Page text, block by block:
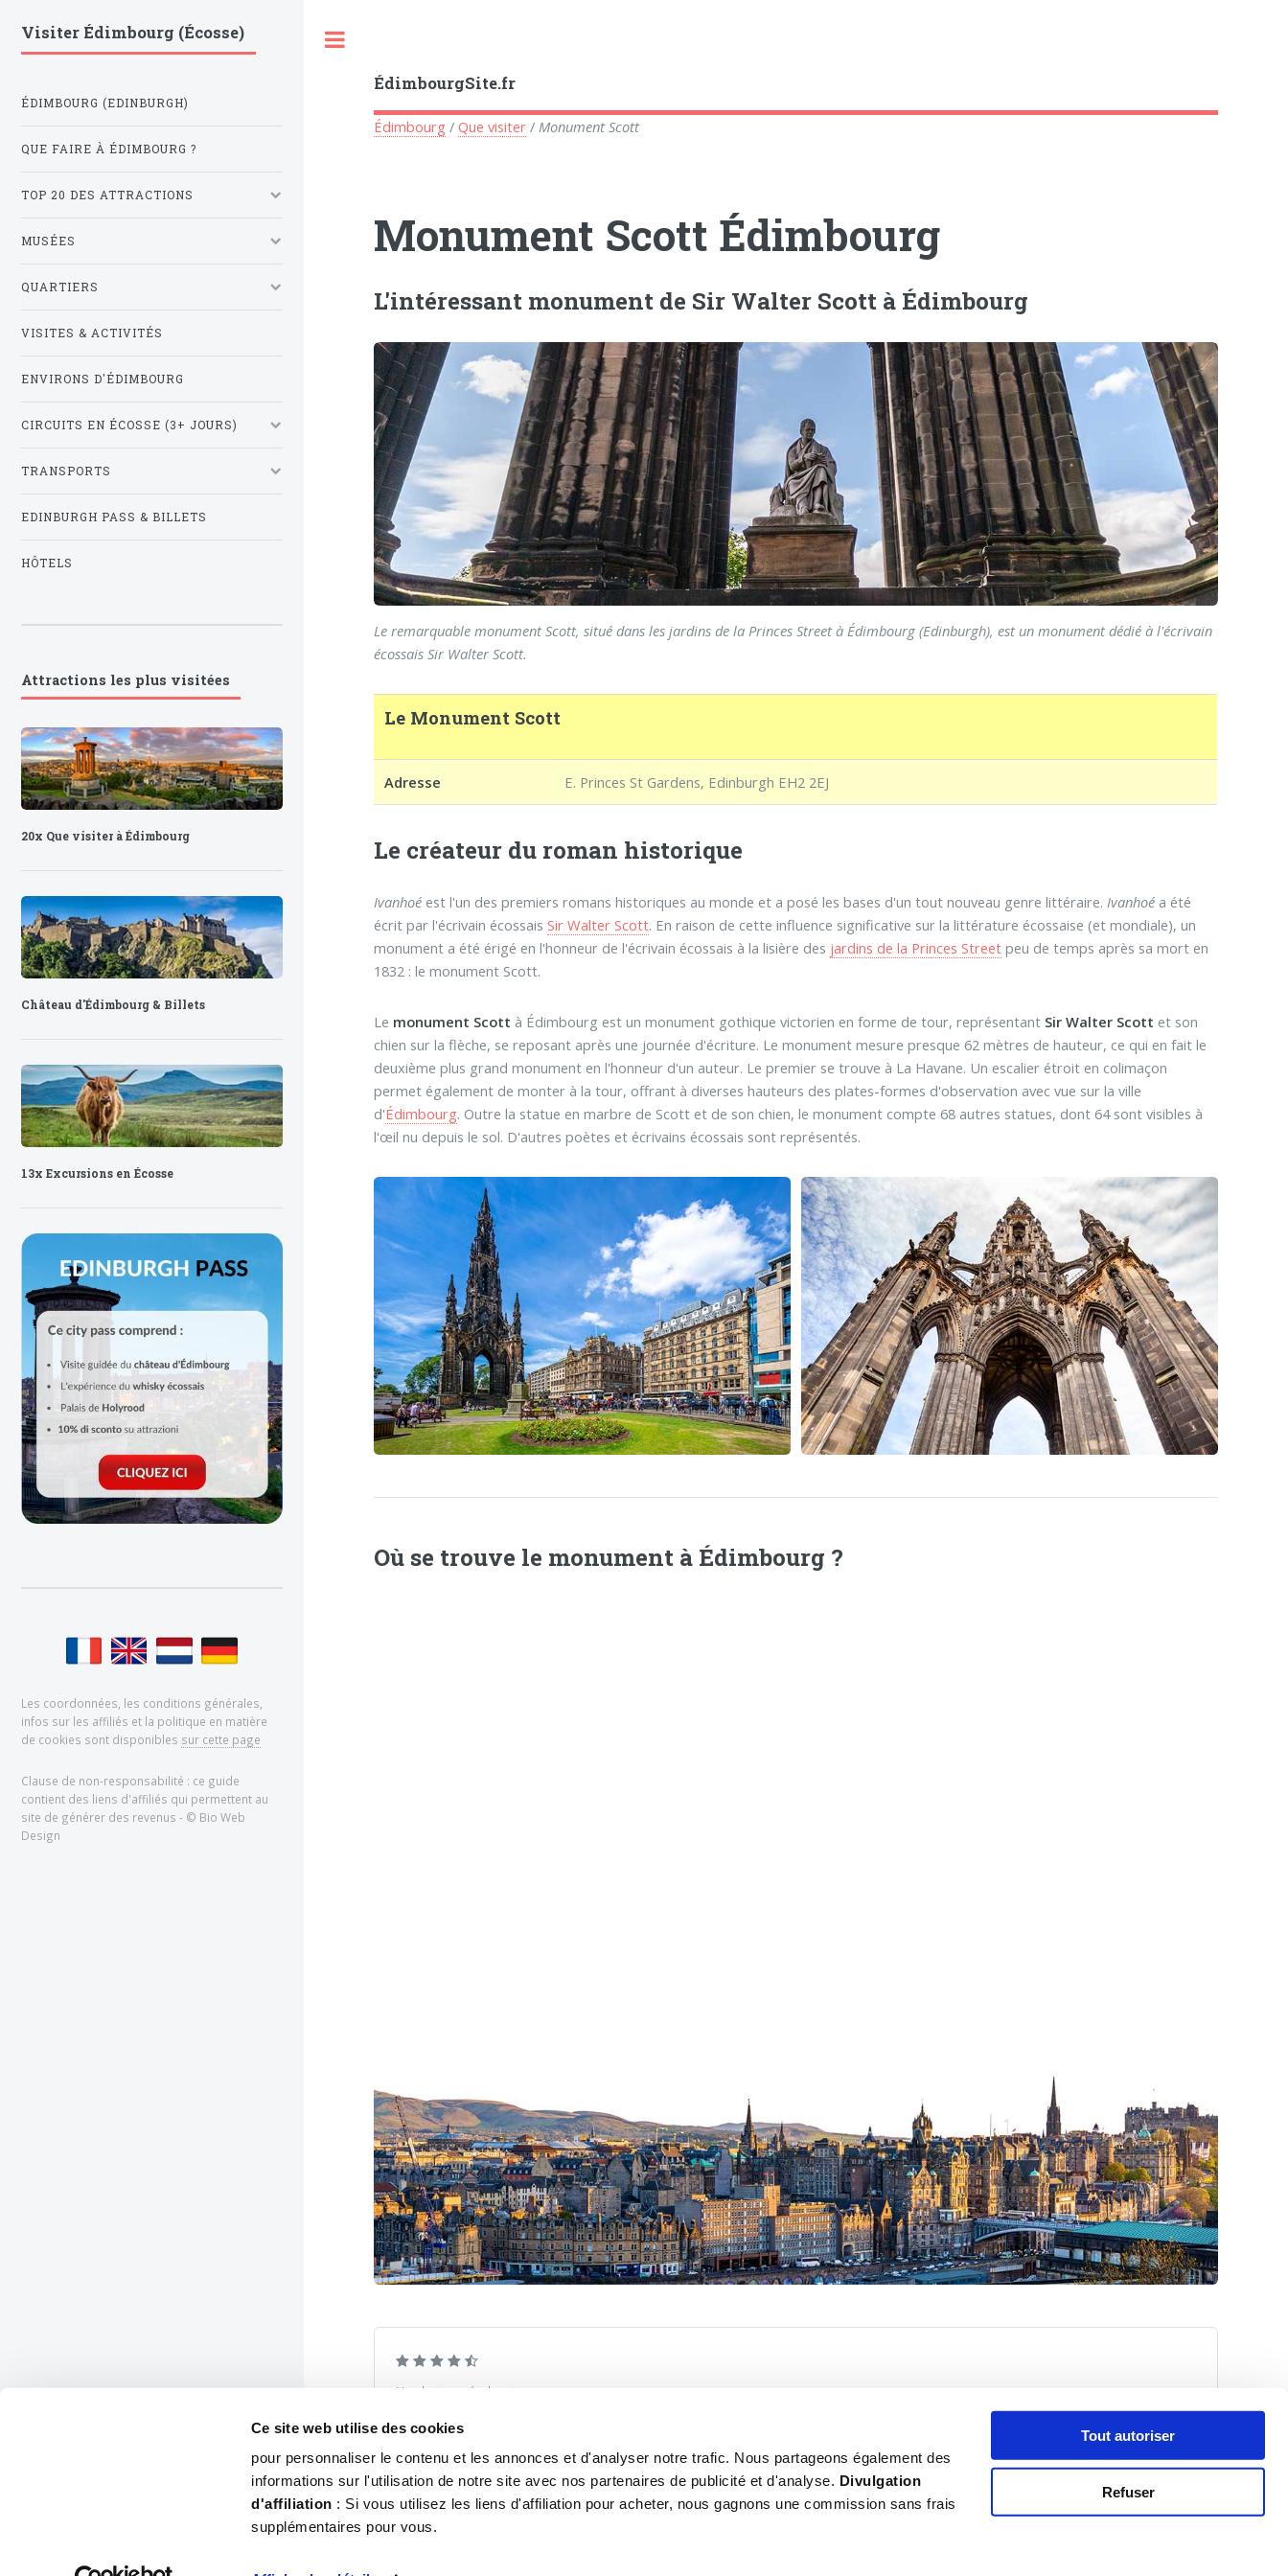
Ce site web utilise des cookies
pour personnaliser le contenu et les annonces et d'analyser notre trafic. Nous partageons également des
informations sur l'utilisation de notre site avec nos partenaires de publicité et d'analyse. Divulgation
d'affiliation : Si vous utilisez les liens d'affiliation pour acheter, nous gagnons une commission sans frais
supplémentaires pour vous.
Tout autoriser
Refuser
ÉdimbourgSite.fr
Édimbourg /Que visiter / Monument Scott
Monument Scott Édimbourg
L'intéressant monument de Sir Walter Scott à Édimbourg
Le remarquable monument Scott, situé dans les jardins de la Princes Street à Édimbourg (Edinburgh), est un monument dédié à l'écrivain
écossais Sir Walter Scott.
Le Monument Scott
Adresse E. Princes St Gardens, Edinburgh EH2 2EJ
Le créateur du roman historique
Ivanhoé est l'un des premiers romans historiques au monde et a posé les bases d'un tout nouveau genre littéraire.Ivanhoé a été
écrit par l'écrivain écossaisSir Walter Scott. En raison de cette influence significative sur la littérature écossaise (et mondiale), un
monument a été érigé en l'honneur de l'écrivain écossais à la lisière des jardins de la Princes Street peu de temps après sa mort en
1832 : le monument Scott.
Le monument Scott à Édimbourg est un monument gothique victorien en forme de tour, représentant Sir Walter Scott et son
chien sur la flèche, se reposant après une journée d'écriture. Le monument mesure presque 62 mètres de hauteur, ce qui en fait le
deuxième plus grand monument en l'honneur d'un auteur. Le premier se trouve à La Havane. Un escalier étroit en colimaçon
permet également de monter à la tour, offrant à diverses hauteurs des plates-formes d'observation avec vue sur la ville
d'Édimbourg. Outre la statue en marbre de Scott et de son chien, le monument compte 68 autres statues, dont 64 sont visibles à
l'œil nu depuis le sol. D'autres poètes et écrivains écossais sont représentés.
Où se trouve le monument à Édimbourg ?
Nos lecteurs évaluent
25 juin 2026
20X QUE VISITER À ÉDIMBOURG
Visiter Édimbourg (Écosse)
ÉDIMBOURG (EDINBURGH)
QUE FAIRE À ÉDIMBOURG ?
TOP 20 DES ATTRACTIONS
MUSÉES
QUARTIERS
VISITES & ACTIVITÉS
ENVIRONS D'ÉDIMBOURG
CIRCUITS EN ÉCOSSE (3+ JOURS)
TRANSPORTS
EDINBURGH PASS & BILLETS
HÔTELS
Attractions les plus visitées
20x Que visiter à Édimbourg
Château d'Édimbourg & Billets
13x Excursions en Écosse
Les coordonnées, les conditions générales,
infos sur les affiliés et la politique en matière
de cookies sont disponibles sur cette page
Clause de non-responsabilité : ce guide
contient des liens d'affiliés qui permettent au
site de générer des revenus - © Bio Web
Design